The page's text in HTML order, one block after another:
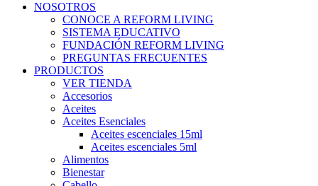
NOSOTROS
CONOCE A REFORM LIVING
SISTEMA EDUCATIVO
FUNDACIÓN REFORM LIVING
PREGUNTAS FRECUENTES
PRODUCTOS
VER TIENDA
Accesorios
Aceites
Aceites Esenciales
Aceites escenciales 15ml
Aceites escenciales 5ml
Alimentos
Bienestar